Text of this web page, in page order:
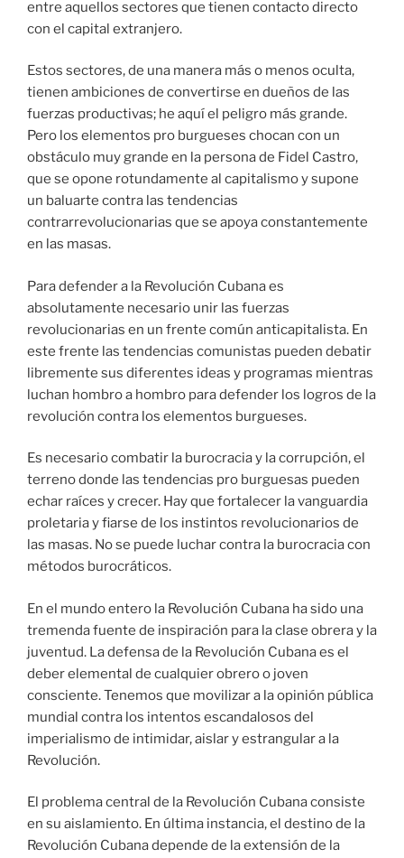
entre aquellos sectores que tienen contacto directo
con el capital extranjero.
Estos sectores, de una manera más o menos oculta,
tienen ambiciones de convertirse en dueños de las
fuerzas productivas; he aquí el peligro más grande.
Pero los elementos pro burgueses chocan con un
obstáculo muy grande en la persona de Fidel Castro,
que se opone rotundamente al capitalismo y supone
un baluarte contra las tendencias
contrarrevolucionarias que se apoya constantemente
en las masas.
Para defender a la Revolución Cubana es
absolutamente necesario unir las fuerzas
revolucionarias en un frente común anticapitalista. En
este frente las tendencias comunistas pueden debatir
libremente sus diferentes ideas y programas mientras
luchan hombro a hombro para defender los logros de la
revolución contra los elementos burgueses.
Es necesario combatir la burocracia y la corrupción, el
terreno donde las tendencias pro burguesas pueden
echar raíces y crecer. Hay que fortalecer la vanguardia
proletaria y fiarse de los instintos revolucionarios de
las masas. No se puede luchar contra la burocracia con
métodos burocráticos.
En el mundo entero la Revolución Cubana ha sido una
tremenda fuente de inspiración para la clase obrera y la
juventud. La defensa de la Revolución Cubana es el
deber elemental de cualquier obrero o joven
consciente. Tenemos que movilizar a la opinión pública
mundial contra los intentos escandalosos del
imperialismo de intimidar, aislar y estrangular a la
Revolución.
El problema central de la Revolución Cubana consiste
en su aislamiento. En última instancia, el destino de la
Revolución Cubana depende de la extensión de la